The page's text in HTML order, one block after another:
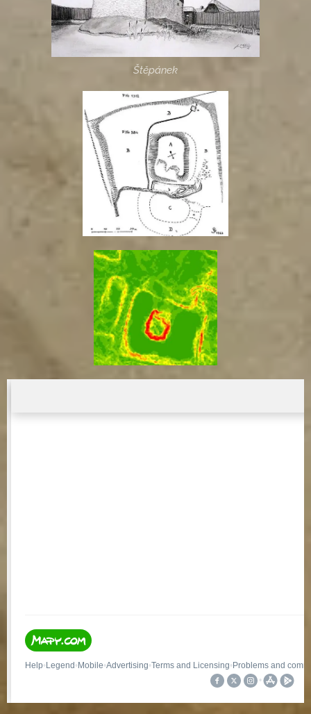
Štěpánek